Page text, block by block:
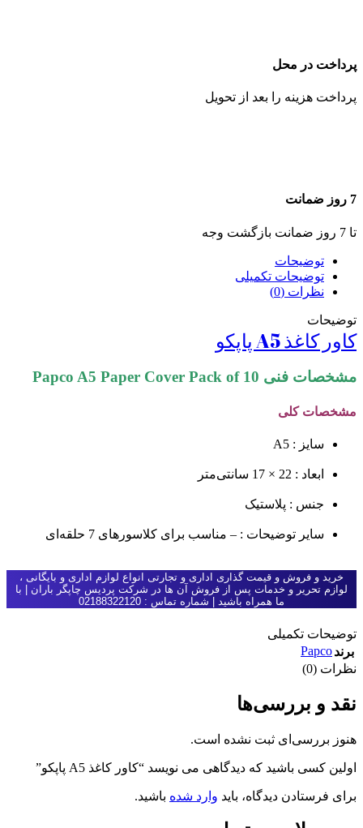
پرداخت در محل
پرداخت هزینه را بعد از تحویل
7 روز ضمانت
تا 7 روز ضمانت بازگشت وجه
توضیحات
توضیحات تکمیلی
نظرات (0)
توضیحات
کاور کاغذ A5 پاپکو
مشخصات فنی Papco A5 Paper Cover Pack of 10
مشخصات کلی
سایز : A5
ابعاد : 22 × 17 سانتی‌متر
جنس : پلاستیک
سایر توضیحات : – مناسب برای کلاسورهای 7 حلقه‌ای
خرید و فروش و قیمت گذاری اداری و تجارتی انواع لوازم اداری و بایگانی ،
لوازم تحریر و خدمات پس از فروش آن ها در شرکت پردیس چاپگر باران | با
ما همراه باشید | شماره تماس : 02188322120
توضیحات تکمیلی
برندPapco
نظرات (0)
نقد و بررسی‌ها
هنوز بررسی‌ای ثبت نشده است.
اولین کسی باشید که دیدگاهی می نویسد “کاور کاغذ A5 پاپکو”
برای فرستادن دیدگاه، باید وارد شده باشید.